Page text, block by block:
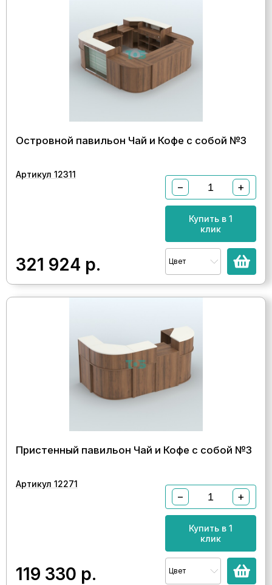
Островной павильон Чай и Кофе с собой №3
Артикул 12311
321 924 р.
− +
Купить в 1
клик
Цвет
Пристенный павильон Чай и Кофе с собой №3
Артикул 12271
119 330 р.
− +
Купить в 1
клик
Цвет